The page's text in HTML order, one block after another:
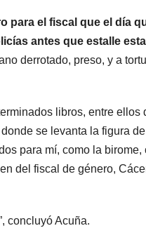
para el fiscal que el día
antes que estalle esta
derrotado, preso, y a
libros, entre ellos
se levanta la figura de
para mí, como la birome,
del fiscal de género,
concluyó Acuña.